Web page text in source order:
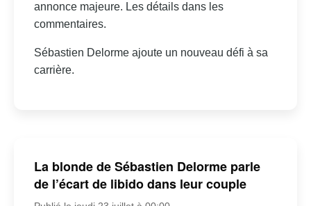
annonce majeure. Les détails dans les
commentaires.
Sébastien Delorme ajoute un nouveau défi à sa
carrière.
La blonde de Sébastien Delorme parle
de l’écart de libido dans leur couple